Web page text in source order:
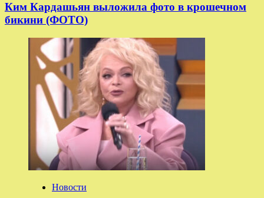
Ким Кардашьян выложила фото в крошечном
бикини (ФОТО)
Новости